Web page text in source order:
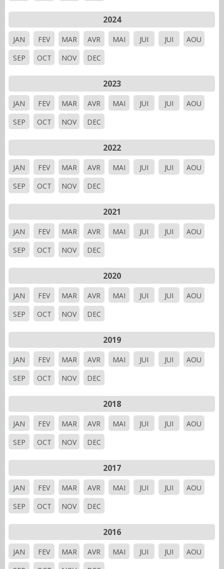
2024
JAN FEV MAR AVR MAI JUI JUI
AOU
SEP
OCT NOV DEC
2023
JAN FEV MAR AVR MAI JUI JUI
AOU
SEP
OCT NOV DEC
2022
JAN FEV MAR AVR MAI JUI JUI
AOU
SEP
OCT NOV DEC
2021
JAN FEV MAR AVR MAI JUI JUI
AOU
SEP
OCT NOV DEC
2020
JAN FEV MAR AVR MAI JUI JUI
AOU
SEP
OCT NOV DEC
2019
JAN FEV MAR AVR MAI JUI JUI
AOU
SEP
OCT NOV DEC
2018
JAN FEV MAR AVR MAI JUI JUI
AOU
SEP
OCT NOV DEC
2017
JAN FEV MAR AVR MAI JUI JUI
AOU
SEP
OCT NOV DEC
2016
JAN FEV MAR AVR MAI JUI JUI
AOU